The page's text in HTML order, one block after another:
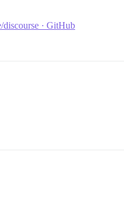
· GitHub